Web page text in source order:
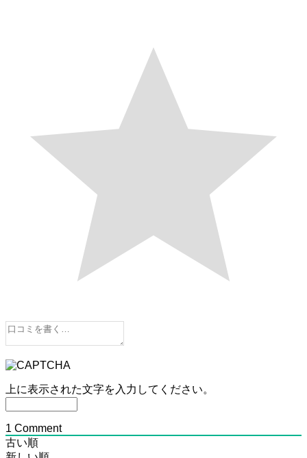
上に表示された文字を入力してください。
1 Comment
古い順